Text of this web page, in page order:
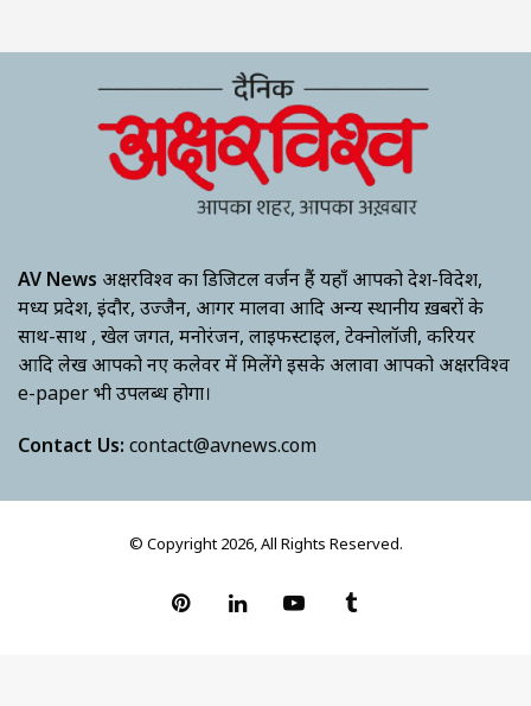
AV News अक्षरविश्व का डिजिटल वर्जन हैं यहाँ आपको देश-विदेश,
मध्य प्रदेश, इंदौर, उज्जैन, आगर मालवा आदि अन्य स्थानीय ख़बरों के
साथ-साथ , खेल जगत, मनोरंजन, लाइफस्टाइल, टेक्नोलॉजी, करियर
आदि लेख आपको नए कलेवर में मिलेंगे इसके अलावा आपको अक्षरविश्व
e-paper भी उपलब्ध होगा।
Contact Us: contact@avnews.com
© Copyright 2026, All Rights Reserved.
PinterestLinkedInYouTubeTumblr